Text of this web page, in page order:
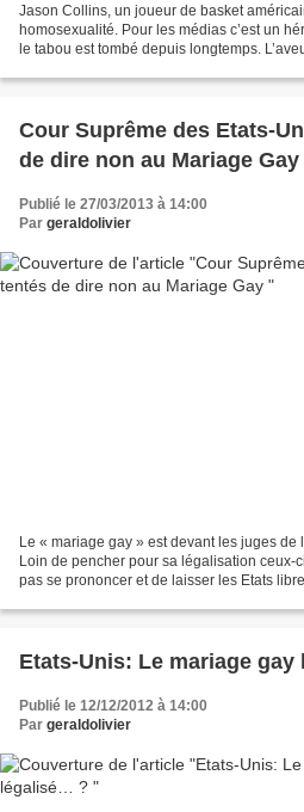
Jason Collins, un joueur de basket
homosexualité. Pour les médias c’est un
le tabou est tombé depuis longtemps.
Cour Suprême des Etats-
de dire non au Mariage Gay
Publié le 27/03/2013 à 14:00
Par geraldolivier
Le « mariage gay » est devant les juges
Loin de pencher pour sa légalisation ceux-
pas se prononcer et de laisser les Etats
Etats-Unis: Le mariage
Publié le 12/12/2012 à 14:00
Par geraldolivier